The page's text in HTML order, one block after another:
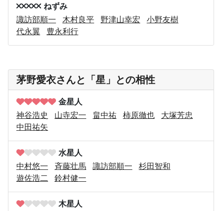
ねずみ
諏訪部順一
木村良平 野津山幸宏
小野友樹
代永翼
豊永利行
茅野愛衣さんと「星」との相性
金星人
神谷浩史
山寺宏一 畠中祐 柿原徹也
大塚芳忠
中田祐矢
水星人
中村悠一
斉藤壮馬 諏訪部順一
杉田智和
遊佐浩二
鈴村健一
木星人